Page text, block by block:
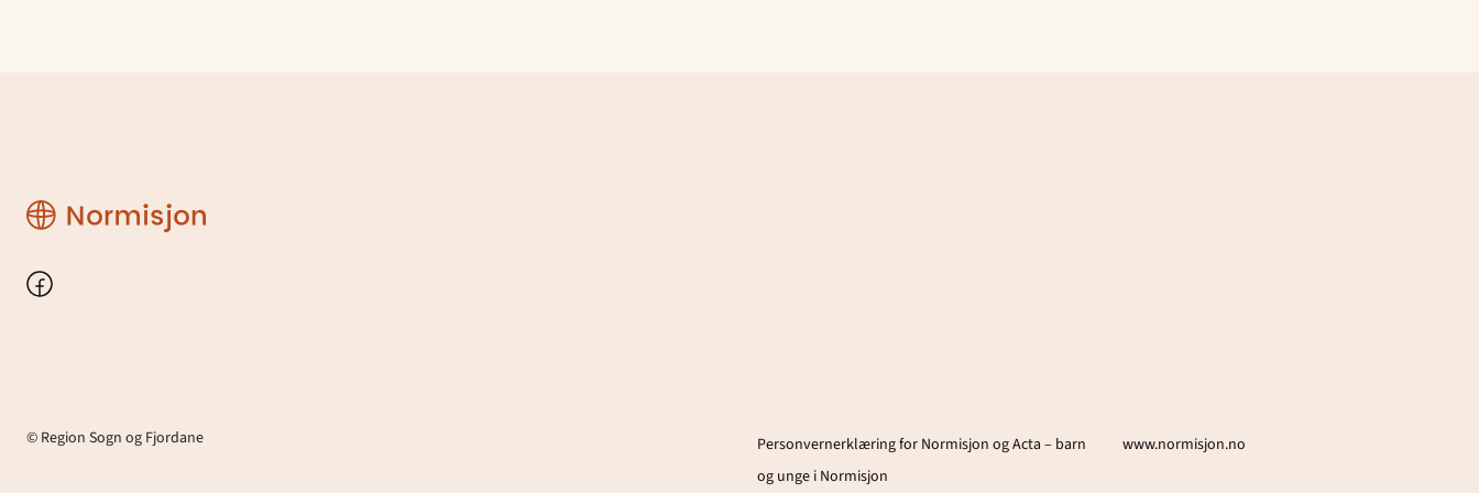
Region
Sogn
Fjordane
Facebook
© Region Sogn og Fjordane
Personvernerklæring for Normisjon og Acta – barn
og unge i Normisjon
www.normisjon.no